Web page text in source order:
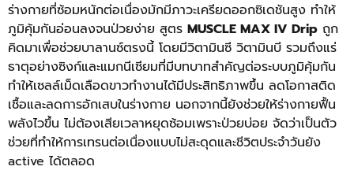
ร่างกายที่ซ้อมหนักต่อเนื่องมักมีภาวะเครียดออกซิเดชันสูง ทำให้
ภูมิคุ้มกันอ่อนลงจนป่วยง่าย สูตร MUSCLE MAX IV Drip ถูก
คิดมาเพื่อช่วยบาลานซ์ตรงนี้ โดยมีวิตามินซี วิตามินบี รวมถึงแร่
ธาตุอย่างซิงก์และแมกนีเซียมที่มีบทบาทสำคัญต่อระบบภูมิคุ้มกัน
ทำให้เซลล์เม็ดเลือดขาวทำงานได้มีประสิทธิภาพขึ้น ลดโอกาสติด
เชื้อและลดการอักเสบในร่างกาย นอกจากนี้ยังช่วยให้ร่างกายฟื้น
พลังไวขึ้น ไม่ต้องเสียเวลาหยุดซ้อมเพราะป่วยบ่อย จัดว่าเป็นตัว
ช่วยที่ทำให้การเทรนต่อเนื่องแบบไม่สะดุดและชีวิตประจำวันยัง
active ได้ตลอด